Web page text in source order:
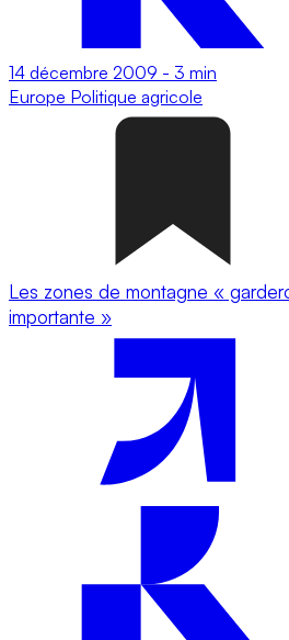
14 décembre 2009 - 3 min
Europe Politique agricole
Les zones de montagne «
importante »